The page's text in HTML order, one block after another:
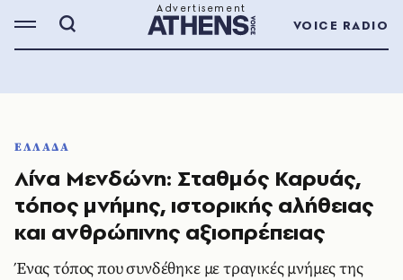
VOICE RADIO
ΕΛΛΑΔΑ
Λίνα Μενδώνη: Σταθμός Καρυάς,
τόπος μνήμης, ιστορικής αλήθειας
και ανθρώπινης αξιοπρέπειας
Ένας τόπος που συνδέθηκε με τραγικές μνήμες της